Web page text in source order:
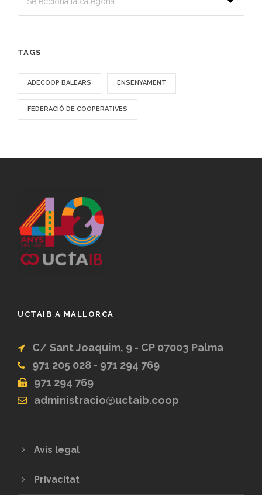
TAGS
ADECOOP BALEARS ENSENYAMENT
FEDERACIÓ DE COOPERATIVES
UCTAIB A MALLORCA
C/ Sant Joaquim, 9 - CP 07003 Palma
971 205 028 - 971 294 769
971 294 769
administracio@uctaib.coop
Avís legal
Privacitat